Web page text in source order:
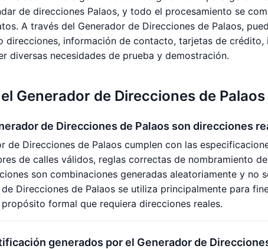
de direcciones Palaos, y todo el procesamiento se
A través del Generador de Direcciones de Palaos,
información de contacto, tarjetas de crédito,
diversas necesidades de prueba y demostración.
Generador de Direcciones de Palaos
de Direcciones de Palaos son direcciones
de Direcciones de Palaos cumplen con las
de calles válidos, reglas correctas de nombramiento
son combinaciones generadas aleatoriamente y no
Direcciones de Palaos se utiliza principalmente para
formal que requiera direcciones reales.
generados por el Generador de